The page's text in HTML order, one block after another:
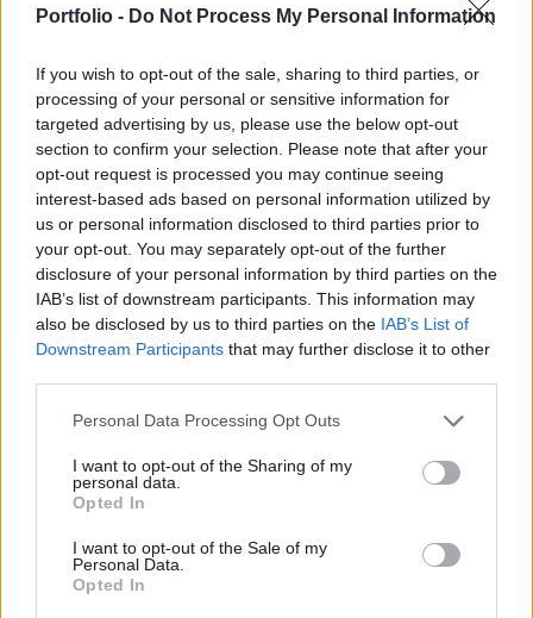
Portfolio - Do Not Process My Personal Information
If you wish to opt-out of the sale, sharing to third parties, or
processing of your personal or sensitive information for
targeted advertising by us, please use the below opt-out
section to confirm your selection. Please note that after your
opt-out request is processed you may continue seeing
interest-based ads based on personal information utilized by
us or personal information disclosed to third parties prior to
your opt-out. You may separately opt-out of the further
disclosure of your personal information by third parties on the
IAB’s list of downstream participants. This information may
also be disclosed by us to third parties on the IAB’s List of
Downstream Participants that may further disclose it to other
Personal Data Processing Opt Outs
I want to opt-out of the Sharing of my
personal data.
Opted In
I want to opt-out of the Sale of my
Personal Data.
Opted In
tevékenységéről is írhatták volna - többek között
ezt hangoztatta mai parlamenti felszólalásában
Bárándy Gergely, az MSZP politikusa, és felrótta
azt is, hogy Matolcsy György másik unokatestvére
400 millió forintos MNB-hitelhez jutott a
Növekedési Hitelprogramon keresztül. Matolcsy
szintén ott volt a parlamentben a legfőbb ügyész
társaságában és számos alkalommal a blöff
kifejezést használta, illetve a jegybank elleni
lejárató kampányról beszélt. A blöff kifejezést
Matolcsy a minap adott nagyinterjúban is nyolc
alkalommal elmondta:
Kapcsolódó cikkünk2016.05.06Matolcsy: nincs itt semmi
látnivaló, maradok (3.)Az MTI tudósítása szerint Bárándy
György unokatestvérének az érdekeltségébe tartozó cég, a
New Wave - amely a vs.hu tulajdonosa - több mint